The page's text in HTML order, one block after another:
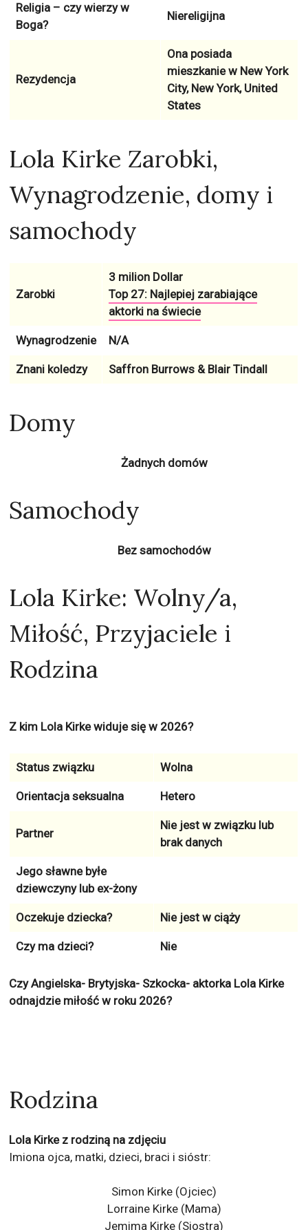
Religia – czy wierzy w
Boga?
Niereligijna
Rezydencja
Ona posiada
mieszkanie w New York
City, New York, United
States
Lola Kirke Zarobki,
Wynagrodzenie, domy i
samochody
Zarobki
3 milion Dollar
Top 27: Najlepiej zarabiające
aktorki na świecie
Wynagrodzenie N/A
Znani koledzy Saffron Burrows & Blair Tindall
Domy
Żadnych domów
Samochody
Bez samochodów
Lola Kirke: Wolny/a,
Miłość, Przyjaciele i
Rodzina
Z kim Lola Kirke widuje się w 2026?
Status związku Wolna
Orientacja seksualna Hetero
Partner
Nie jest w związku lub
brak danych
Jego sławne byłe
dziewczyny lub ex-żony
Oczekuje dziecka? Nie jest w ciąży
Czy ma dzieci? Nie
Czy Angielska- Brytyjska- Szkocka- aktorka Lola Kirke
odnajdzie miłość w roku 2026?
Rodzina
Lola Kirke z rodziną na zdjęciu
Imiona ojca, matki, dzieci, braci i sióstr:
Simon Kirke (Ojciec)
Lorraine Kirke (Mama)
Jemima Kirke (Siostra)